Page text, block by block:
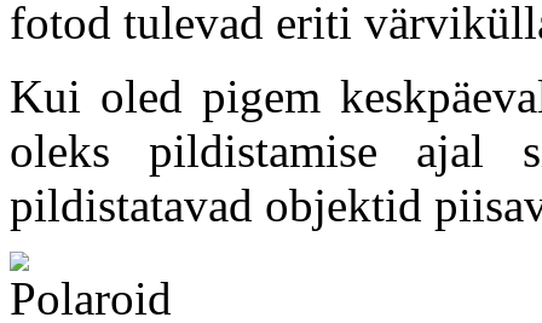
fotod tulevad eriti
Kui oled pigem
oleks pildistamise ajal
pildistatavad objektid